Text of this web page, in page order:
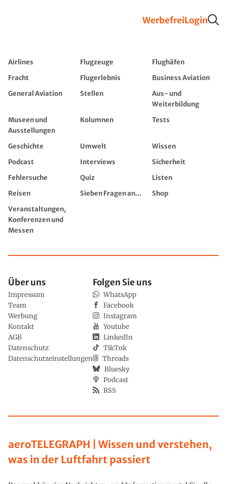
WerbefreiLogin
Airlines Flugzeuge
Flughäfen
Fracht
Flugerlebnis
Business Aviation
General Aviation
Stellen
Aus- und
Weiterbildung
Museen und
Ausstellungen
Kolumnen Tests
Geschichte Umwelt
Wissen
Podcast
Interviews
Sicherheit
Fehlersuche
Quiz
Listen
Reisen
Sieben Fragen an...
Shop
Veranstaltungen,
Konferenzen und
Messen
aeroTELEGRAPH | Wissen und verstehen,
was in der Luftfahrt passiert
Über uns
Impressum
Team
Werbung
Kontakt
AGB
Datenschutz
Datenschutzeinstellungen
Folgen Sie uns
WhatsApp
Facebook
Instagram
Youtube
LinkedIn
TikTok
Threads
Bluesky
Podcast
RSS